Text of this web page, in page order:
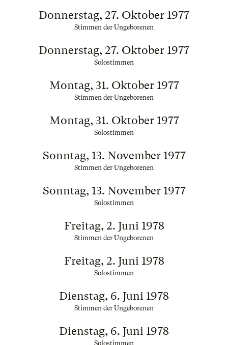
Donnerstag, 27. Oktober 1977
Stimmen der Ungeborenen
Donnerstag, 27. Oktober 1977
Solostimmen
Montag, 31. Oktober 1977
Stimmen der Ungeborenen
Montag, 31. Oktober 1977
Solostimmen
Sonntag, 13. November 1977
Stimmen der Ungeborenen
Sonntag, 13. November 1977
Solostimmen
Freitag, 2. Juni 1978
Stimmen der Ungeborenen
Freitag, 2. Juni 1978
Solostimmen
Dienstag, 6. Juni 1978
Stimmen der Ungeborenen
Dienstag, 6. Juni 1978
Solostimmen